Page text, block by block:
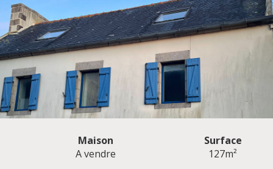
Maison
A vendre
Surface
127m²